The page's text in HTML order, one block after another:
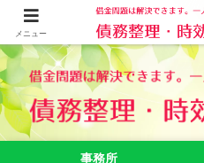
借金問題でお悩みなら司法書士法人御
新宿区新宿二丁目５番１号アル
事務所
メニュー